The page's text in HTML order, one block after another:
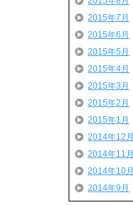
2015年7月
2015年6月
2015年5月
2015年4月
2015年3月
2015年2月
2015年1月
2014年12月
2014年11月
2014年10月
2014年9月